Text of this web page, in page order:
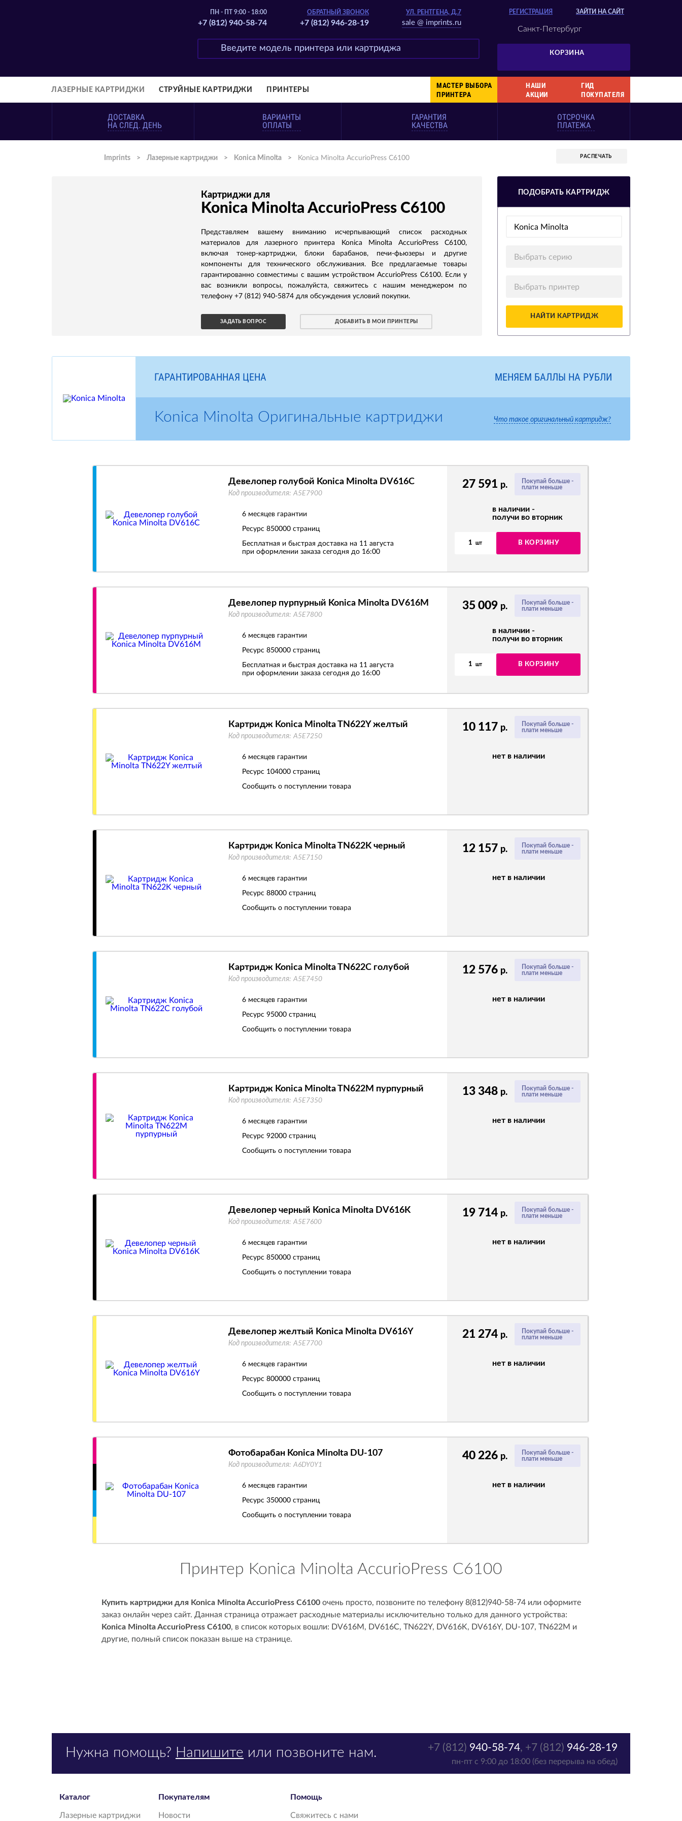
КОРЗИНА
РЕГИСТРАЦИЯ ЗАЙТИ НА САЙТ
Санкт-Петербург
ПН - ПТ 9:00 - 18:00
+7 (812) 940-58-74
ОБРАТНЫЙ ЗВОНОК
+7 (812) 946-28-19
УЛ. РЕНТГЕНА, Д.7
sale @ imprints.ru
НАШИ
АКЦИИ
ГИД
ПОКУПАТЕЛЯ
МАСТЕР ВЫБОРА
ПРИНТЕРА
ЛАЗЕРНЫЕ КАРТРИДЖИ СТРУЙНЫЕ КАРТРИДЖИ ПРИНТЕРЫ
ДОСТАВКА
НА СЛЕД. ДЕНЬ
ВАРИАНТЫ
ОПЛАТЫ
ГАРАНТИЯ
КАЧЕСТВА
ОТСРОЧКА
ПЛАТЕЖА
Imprints > Лазерные картриджи > Konica Minolta > Konica Minolta AccurioPress C6100
Картриджи для
Konica Minolta AccurioPress C6100
Представляем вашему вниманию исчерпывающий список расходных
материалов для лазерного принтера Konica Minolta AccurioPress C6100,
включая тонер-картриджи, блоки барабанов, печи-фьюзеры и другие
компоненты для технического обслуживания. Все предлагаемые товары
гарантированно совместимы с вашим устройством AccurioPress C6100. Если у
вас возникли вопросы, пожалуйста, свяжитесь с нашим менеджером по
телефону +7 (812) 940-5874 для обсуждения условий покупки.
ЗАДАТЬ ВОПРОС ДОБАВИТЬ В МОИ ПРИНТЕРЫ
РАСПЕЧАТЬ
ПОДОБРАТЬ КАРТРИДЖ
Konica Minolta
Выбрать серию
Выбрать принтер
НАЙТИ КАРТРИДЖ
МЕНЯЕМ БАЛЛЫ НА РУБЛИ
ГАРАНТИРОВАННАЯ ЦЕНА
Что такое оригинальный картридж?
Konica Minolta Оригинальные картриджи
Покупай больше -
плати меньше
27 591 р.
в наличии -
получи во вторник
1 шт В КОРЗИНУ
Девелопер голубой Konica Minolta DV616C
Код производителя: A5E7900
6 месяцев гарантии
Ресурс 850000 страниц
Бесплатная и быстрая доставка на 11 августа
при оформлении заказа сегодня до 16:00
Покупай больше -
плати меньше
35 009 р.
в наличии -
получи во вторник
1 шт В КОРЗИНУ
Девелопер пурпурный Konica Minolta DV616M
Код производителя: A5E7800
6 месяцев гарантии
Ресурс 850000 страниц
Бесплатная и быстрая доставка на 11 августа
при оформлении заказа сегодня до 16:00
Покупай больше -
плати меньше
10 117 р.
нет в наличии
Картридж Konica Minolta TN622Y желтый
Код производителя: A5E7250
6 месяцев гарантии
Ресурс 104000 страниц
Сообщить о поступлении товара
Покупай больше -
плати меньше
12 157 р.
нет в наличии
Картридж Konica Minolta TN622K черный
Код производителя: A5E7150
6 месяцев гарантии
Ресурс 88000 страниц
Сообщить о поступлении товара
Покупай больше -
плати меньше
12 576 р.
нет в наличии
Картридж Konica Minolta TN622C голубой
Код производителя: A5E7450
6 месяцев гарантии
Ресурс 95000 страниц
Сообщить о поступлении товара
Покупай больше -
плати меньше
13 348 р.
нет в наличии
Картридж Konica Minolta TN622M пурпурный
Код производителя: A5E7350
6 месяцев гарантии
Ресурс 92000 страниц
Сообщить о поступлении товара
Покупай больше -
плати меньше
19 714 р.
нет в наличии
Девелопер черный Konica Minolta DV616K
Код производителя: A5E7600
6 месяцев гарантии
Ресурс 850000 страниц
Сообщить о поступлении товара
Покупай больше -
плати меньше
21 274 р.
нет в наличии
Девелопер желтый Konica Minolta DV616Y
Код производителя: A5E7700
6 месяцев гарантии
Ресурс 800000 страниц
Сообщить о поступлении товара
Покупай больше -
плати меньше
40 226 р.
нет в наличии
Фотобарабан Konica Minolta DU-107
Код производителя: A6DY0Y1
6 месяцев гарантии
Ресурс 350000 страниц
Сообщить о поступлении товара
Принтер Konica Minolta AccurioPress C6100
Купить картриджи для Konica Minolta AccurioPress C6100очень просто, позвоните по телефону 8(812)940-58-74 или оформите
заказ онлайн через сайт. Данная страница отражает расходные материалы исключительно только для данного устройства:
Konica Minolta AccurioPress C6100, в список которых вошли: DV616M, DV616C, TN622Y, DV616K, DV616Y, DU-107, TN622M и
другие, полный список показан выше на странице.
+7 (812) 940-58-74, +7 (812) 946-28-19
пн-пт с 9:00 до 18:00 (без перерыва на обед)
Нужна помощь? Напишите или позвоните нам.
Каталог
Лазерные картриджи
Покупателям
Новости
Помощь
Свяжитесь с нами